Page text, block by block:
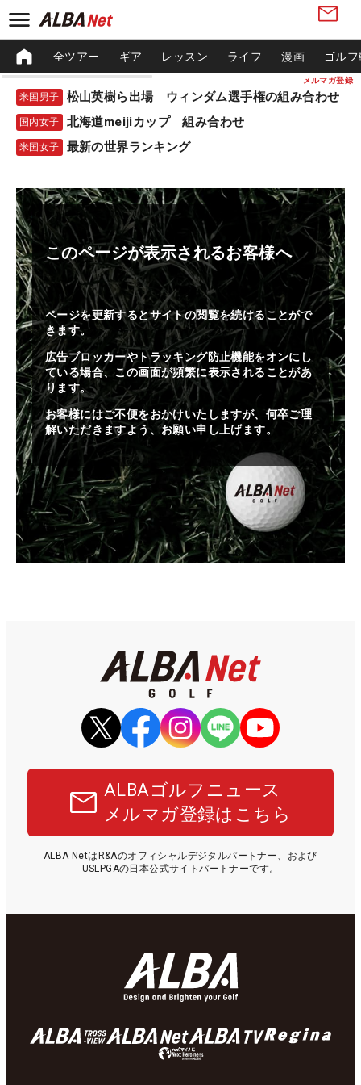
メルマガ登録
全ツアー ギア レッスン ライフ 漫画 ゴル
米国男子 松山英樹ら出場 ウィンダム選手権の組み合わせ
国内女子 北海道meijiカップ 組み合わせ
米国女子 最新の世界ランキング
このページが表示されるお客様へ
ページを更新するとサイトの閲覧を続けることがで
きます。
広告ブロッカーやトラッキング防止機能をオンにし
ている場合、この画面が頻繁に表示されることがあ
ります。
お客様にはご不便をおかけいたしますが、何卒ご理
解いただきますよう、お願い申し上げます。
ALBAゴルフニュース
メルマガ登録はこちら
ALBA NetはR&Aのオフィシャルデジタルパートナー、および
USLPGAの日本公式サイトパートナーです。